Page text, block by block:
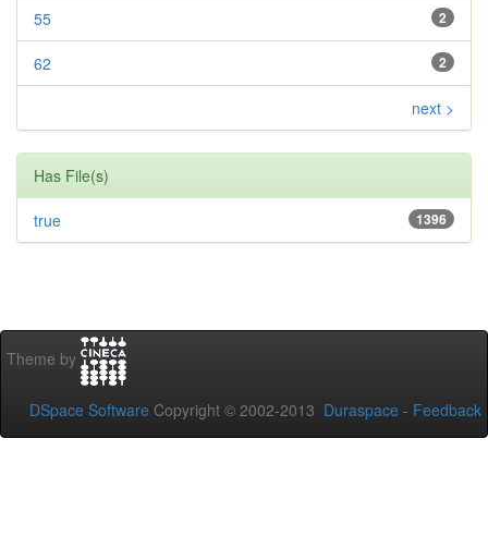
2
55
2
62
next >
Has File(s)
1396
true
Theme by
DSpace Software Copyright © 2002-2013 Duraspace - Feedback